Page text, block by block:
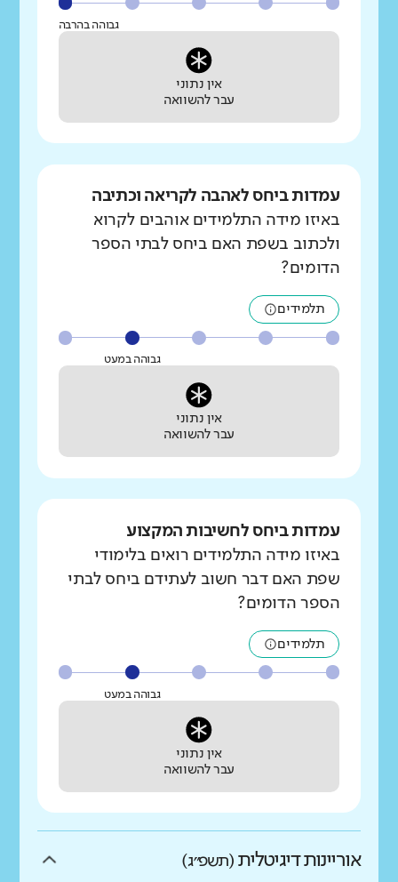
גבוהה בהרבה
אין נתוני
עבר להשוואה
עמדות ביחס לאהבה לקריאה וכתיבה
באיזו מידה התלמידים אוהבים לקרוא
ולכתוב בשפת האם ביחס לבתי הספר
הדומים?
תלמידים
גבוהה במעט
אין נתוני
עבר להשוואה
עמדות ביחס לחשיבות המקצוע
באיזו מידה התלמידים רואים בלימודי
שפת האם דבר חשוב לעתידם ביחס לבתי
הספר הדומים?
תלמידים
גבוהה במעט
אין נתוני
עבר להשוואה
אוריינות דיגיטלית (תשפ״ג)